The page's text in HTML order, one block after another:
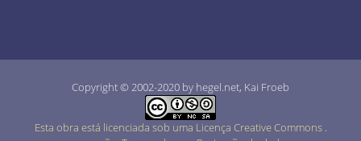
Copyright © 2002-2020 by hegel.net, Kai Froeb
Esta obra está licenciada sob uma Licença Creative Commons .